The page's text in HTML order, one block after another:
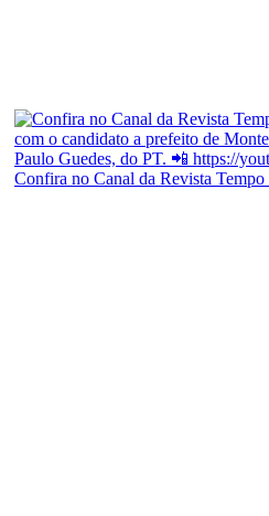
Confira no Canal da Revista Tempo